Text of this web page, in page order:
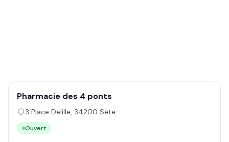
Pharmacie des 4 ponts
3 Place Delille, 34200 Sète
Ouvert